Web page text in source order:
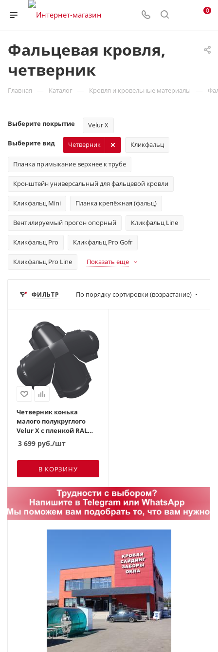
0
Фальцевая кровля,
четверник
Главная — Каталог — Кровля и кровельные материалы —
Выберите покрытие Velur X
Выберите вид Кликфальц
Планка примыкание верхнее к трубе
Кронштейн универсальный для фальцевой кровли
Кликфальц Mini Планка крепёжная (фальц)
Вентилируемый прогон опорный Кликфальц Line
Кликфальц Pro Кликфальц Pro Gofr
Кликфальц Pro Line
Четверник
Показать еще
ФИЛЬТР По порядку сортировки (возрастание)
Четверник конька
малого полукруглого
Velur X с пленкой RAL
7024 мокрый асфальт
3 699 руб./шт
В КОРЗИНУ